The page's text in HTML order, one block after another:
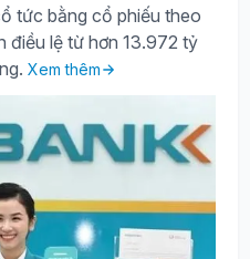
tức bằng cổ phiếu theo
điều lệ từ hơn 13.972 tỷ
Xem thêm